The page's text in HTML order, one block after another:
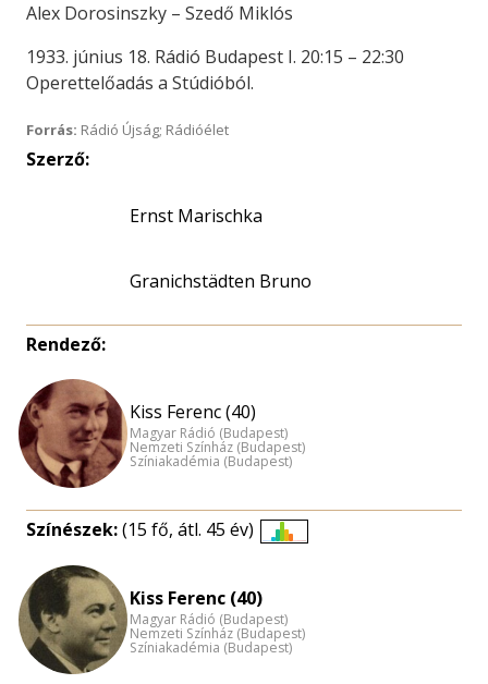
Alex Dorosinszky – Szedő Miklós
1933. június 18. Rádió Budapest I. 20:15 – 22:30
Operettelőadás a Stúdióból.
Forrás: Rádió Újság; Rádióélet
Szerző:
Ernst Marischka
Granichstädten Bruno
Rendező:
Kiss Ferenc (40)
Magyar Rádió (Budapest)
Nemzeti Színház (Budapest)
Színiakadémia (Budapest)
Színészek:(15 fő, átl. 45 év)
Kiss Ferenc (40)
Magyar Rádió (Budapest)
Nemzeti Színház (Budapest)
Színiakadémia (Budapest)